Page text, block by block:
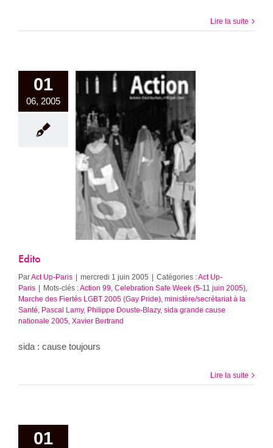
Lire la suite
01
06, 2005
Edito
ParAct Up-Paris | mercredi 1 juin 2005 | Catégories :Act Up-
Paris | Mots-clés :Action 99, Celebration Safe Week (5-11 juin 2005),
Marche des Fiertés LGBT 2005 (Gay Pride), ministère/secrétariat à la
Santé, Pascal Lamy, Philippe Douste-Blazy, sida grande cause
nationale 2005, Xavier Bertrand
sida : cause toujours
Lire la suite
01